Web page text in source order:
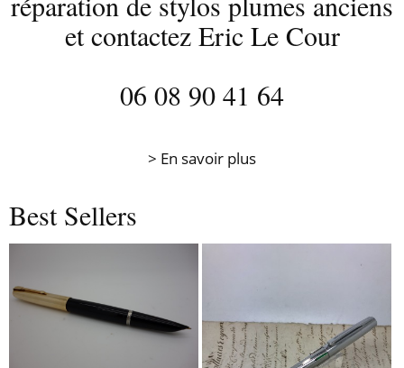
et contactez Eric Le Cour
06 08 90 41 64
> En savoir plus
Best Sellers